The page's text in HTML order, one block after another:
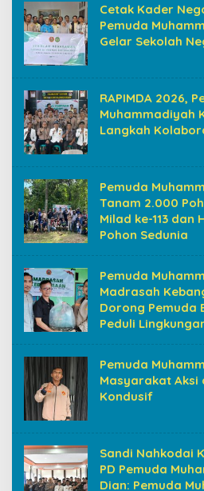
Cetak Kader
Pemuda
Gelar Sekolah
RAPIMDA 2026,
Muhammadiyah
Langkah
Pemuda
Tanam 2.000
Milad ke-113 dan
Pohon Sedunia
Pemuda
Madrasah
Dorong Pemuda
Peduli
Pemuda
Masyarakat
Kondusif
Sandi Nahkodai
PD Pemuda
Dian: Pemuda